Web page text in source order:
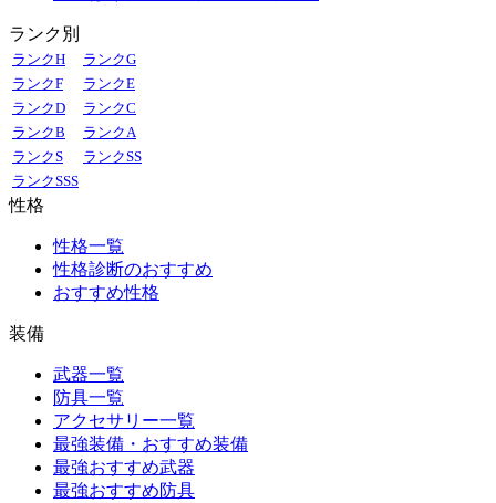
ランク別
ランクH
ランクG
ランクF
ランクE
ランクD
ランクC
ランクB
ランクA
ランクS
ランクSS
ランクSSS
性格
性格一覧
性格診断のおすすめ
おすすめ性格
装備
武器一覧
防具一覧
アクセサリー一覧
最強装備・おすすめ装備
最強おすすめ武器
最強おすすめ防具